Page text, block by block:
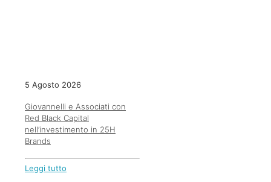
5 Agosto 2026
Giovannelli e Associati con
Red Black Capital
nell’investimento in 25H
Brands
Leggi tutto